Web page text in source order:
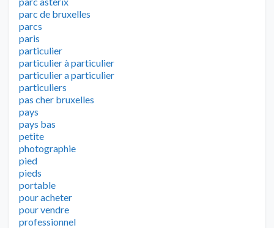
parc de bruxelles
parcs
paris
particulier
particulier à particulier
particulier a particulier
particuliers
pas cher bruxelles
pays
pays bas
petite
photographie
pied
pieds
portable
pour acheter
pour vendre
professionnel